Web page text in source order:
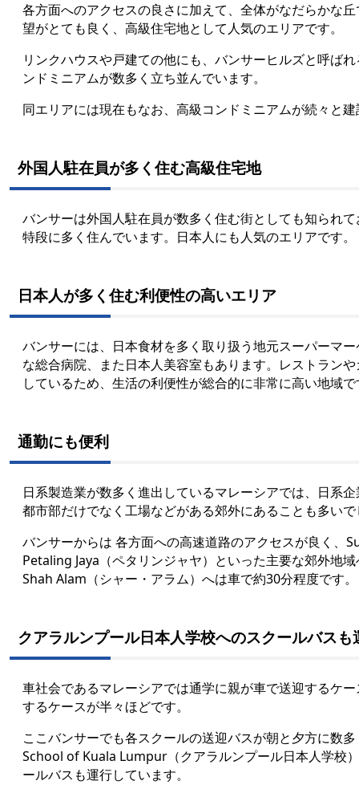
各方面へのアクセスの良さに加えて、全体がなだらかな
望がとても良く、高級住宅地として人気のエリアです。
リンクハウスや戸建ての他にも、バンサーヒルズと呼ば
ンドミニアムが数多く立ち並んでいます。
同エリアには現在もなお、高級コンドミニアムが続々と
外国人駐在員が多く住む高級住宅地
バンサーは外国人駐在員が数多く住む街としても知られ
特段に多く住んでいます。日本人にも人気のエリアです。
日本人が多く住む利便性の高いエリア
バンサーには、日本食材を多く取り扱う地元スーパーマ
な総合病院、また日本人美容室もあります。レストラン
しているため、生活の利便性が総合的に非常に高い地域
通勤にも便利
日系製造業が数多く進出しているマレーシアでは、日系
都市部だけでなく工場などがある郊外にあることも多い
バンサーからは 各方面への高速道路のアクセスが良く、
Petaling Jaya（ペタリンジャヤ）といった主要な郊外地
Shah Alam（シャー・アラム）へは車で約30分程度です。
クアラルンプール日本人学校へのスクールバスも
車社会であるマレーシアでは通学に親が車で送迎するケ
するケースが半々ほどです。
ここバンサーでも各スクールの送迎バスが朝と夕方に数
School of Kuala Lumpur（クアラルンプール日本人学校
ールバスも運行しています。